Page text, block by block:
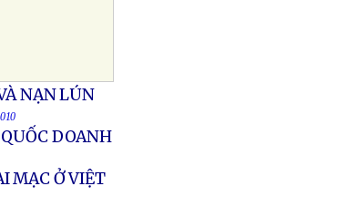
NẠN LÚN
DOANH
MẠC Ở VIỆT